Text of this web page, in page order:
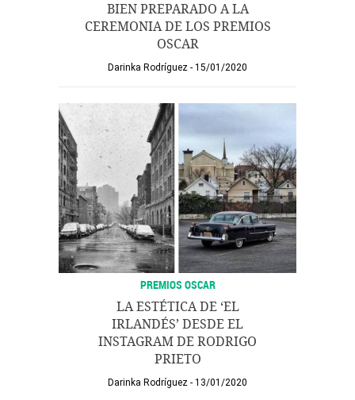
BIEN PREPARADO A LA
CEREMONIA DE LOS PREMIOS
OSCAR
Darinka Rodríguez 15/01/2020
PREMIOS OSCAR
LA ESTÉTICA DE ‘EL
IRLANDÉS’ DESDE EL
INSTAGRAM DE RODRIGO
PRIETO
Darinka Rodríguez 13/01/2020